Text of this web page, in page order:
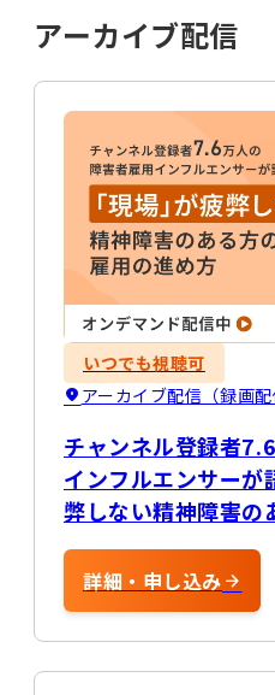
アーカイブ配信
いつでも視聴可
アーカイブ配信（録画配
チャンネル登録者
インフルエンサーが
弊しない精神障害の
方
詳細・申し込み